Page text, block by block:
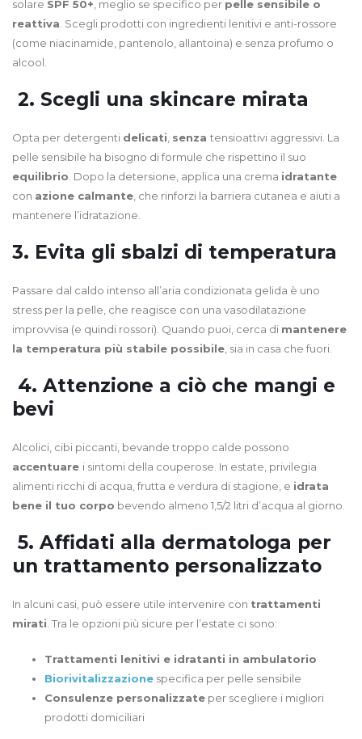
solare SPF 50+, meglio se specifico per pelle sensibile o
reattiva. Scegli prodotti con ingredienti lenitivi e anti-rossore
(come niacinamide, pantenolo, allantoina) e senza profumo o
alcool.
2. Scegli una skincare mirata
Opta per detergenti delicati, senza tensioattivi aggressivi. La
pelle sensibile ha bisogno di formule che rispettino il suo
equilibrio. Dopo la detersione, applica una crema idratante
con azione calmante, che rinforzi la barriera cutanea e aiuti a
mantenere l’idratazione.
3. Evita gli sbalzi di temperatura
Passare dal caldo intenso all’aria condizionata gelida è uno
stress per la pelle, che reagisce con una vasodilatazione
improvvisa (e quindi rossori). Quando puoi, cerca di mantenere
la temperatura più stabile possibile, sia in casa che fuori.
4. Attenzione a ciò che mangi e
bevi
Alcolici, cibi piccanti, bevande troppo calde possono
accentuare i sintomi della couperose. In estate, privilegia
alimenti ricchi di acqua, frutta e verdura di stagione, e idrata
bene il tuo corpo bevendo almeno 1,5/2 litri d’acqua al giorno.
5. Affidati alla dermatologa per
un trattamento personalizzato
In alcuni casi, può essere utile intervenire con trattamenti
mirati. Tra le opzioni più sicure per l’estate ci sono:
Trattamenti lenitivi e idratanti in ambulatorio
Biorivitalizzazione specifica per pelle sensibile
Consulenze personalizzate per scegliere i migliori
prodotti domiciliari